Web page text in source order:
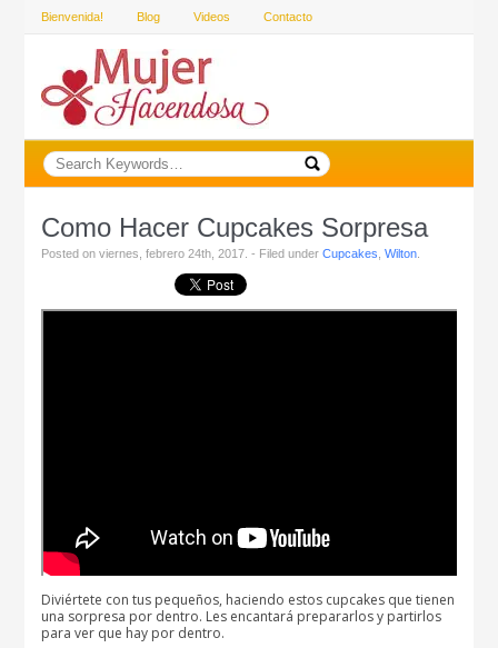
Bienvenida! Blog Videos Contacto
Como Hacer Cupcakes Sorpresa
Posted on viernes, febrero 24th, 2017. - Filed underCupcakes ,Wilton
Diviértete con tus pequeños, haciendo estos cupcakes que tienen
una sorpresa por dentro. Les encantará prepararlos y partirlos
para ver que hay por dentro.